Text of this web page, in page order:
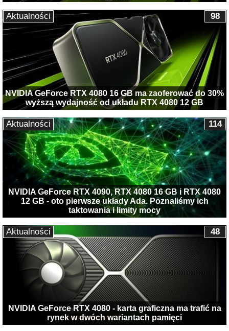
NVIDIA GeForce RTX 4080 16 GB ma zaoferować do 30%
wyższą wydajność od układu RTX 4080 12 GB
98
Aktualności
NVIDIA GeForce RTX 4090, RTX 4080 16 GB i RTX 4080
12 GB - oto pierwsze układy Ada. Poznaliśmy ich
taktowania i limity mocy
114
Aktualności
NVIDIA GeForce RTX 4080 - karta graficzna ma trafić na
rynek w dwóch wariantach pamięci
48
Aktualności